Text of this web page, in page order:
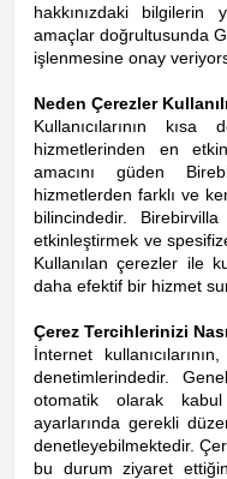
hakkınızdaki
amaçlar doğrultusunda
işlenmesine onay
Neden Çerezler
Kullanıcılarının
hizmetlerinden en
amacını güden
hizmetlerden farklı ve
bilincindedir.
etkinleştirmek ve
Kullanılan çerezler ile
daha efektif bir hizmet
Çerez Tercihlerinizi
İnternet
denetimlerindedir.
otomatik olarak kabul
ayarlarında gerekli
denetleyebilmektedir.
bu durum ziyaret